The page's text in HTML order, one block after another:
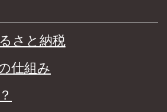
さと納税
仕組み